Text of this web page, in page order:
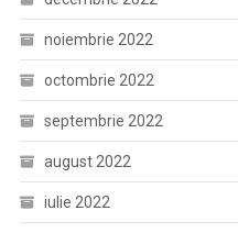
noiembrie 2022
octombrie 2022
septembrie 2022
august 2022
iulie 2022